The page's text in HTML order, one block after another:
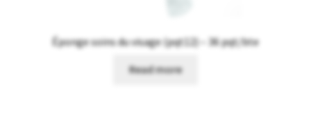
Éponge soins du visage (pqt12) – 36 pqt/bte
Read more